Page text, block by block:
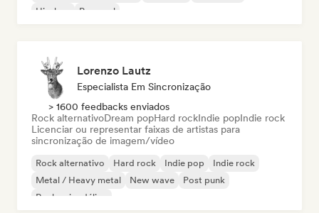
Hip-hop
Pop soul
Lorenzo Lautz
Especialista Em Sincronização
> 1600 feedbacks enviados
Rock alternativoDream popHard rockIndie popIndie rock
Licenciar ou representar faixas de artistas para
sincronização de imagem/vídeo
Rock alternativo Hard rock Indie pop
Indie rock
Metal / Heavy metal
New wave
Post punk
Rock psicodélico